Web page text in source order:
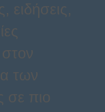
ειδήσεις,
των
σε πιο